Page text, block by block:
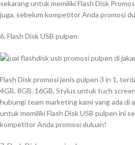
sekarang untuk memiliki Flash Disk
juga, sebelum kompetitor Anda promosi
6. Flash Disk USB pulpen
Flash Disk promosi jenis pulpen 3 in 1,
4GB, 8GB, 16GB, Stylus untuk tuch
hubungi team marketing kami yang ada di
untuk memiliki Flash Disk USB pulpen ini
kompetitor Anda promosi duluan!